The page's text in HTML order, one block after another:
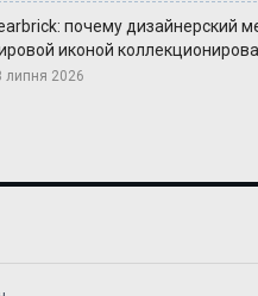
почему дизайнерский
иконой
липня 2026